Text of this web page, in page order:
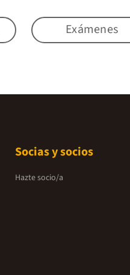
Exámenes
Socias y socios
Hazte socio/a